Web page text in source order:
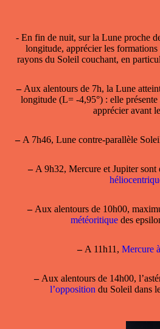
- En fin de nuit, sur la Lune proche
longitude, apprécier les formations
rayons du Soleil couchant, en
–Aux alentours de 7h, la Lune
longitude (L= -4,95°) : elle
apprécieravant
–A 7h46, Lune contre-parallèle
–A 9h32, Mercure et Jupiter sont
–Aux alentours de 10h00,
météoritique des
–A 11h11, Mercure
–Aux alentours de 14h00,
l’opposition du Soleil dans